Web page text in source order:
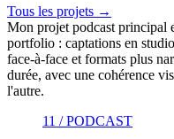
Tous les projets →
Mon projet podcast principal
portfolio : captations en
face-à-face et formats plus
durée, avec une cohérence
l'autre.
11 / PODCAST